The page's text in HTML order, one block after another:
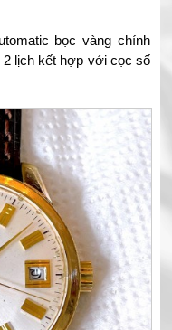
bọc vàng chính
lịch kết hợp với cọc số